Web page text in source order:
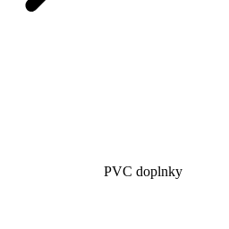
PVC doplnky